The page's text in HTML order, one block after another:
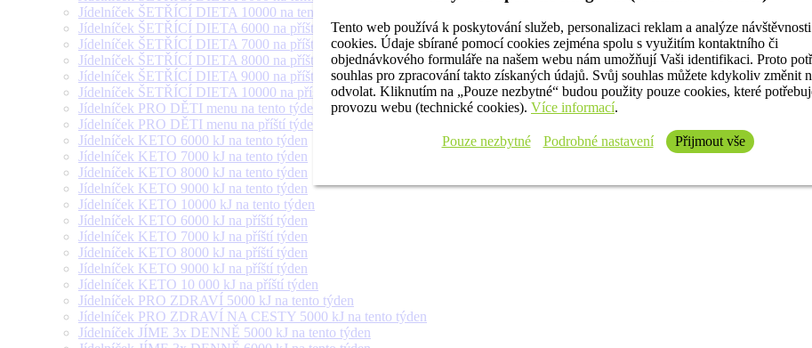
Tento web používá k poskytování služeb, personalizaci reklam a analýze
cookies. Údaje sbírané pomocí cookies zejména spolu s využitím kontaktního či
objednávkového formuláře na našem webu nám umožňují Vaši identifikaci. Proto
souhlas pro zpracování takto získaných údajů. Svůj souhlas můžete kdykoliv změnit
odvolat. Kliknutím na „Pouze nezbytné“ budou použity pouze cookies, které
provozu webu (technické cookies). Více informací.
Pouze nezbytné Podrobné nastavení Přijmout vše
Jídelníček ŠETŘÍCÍ DIETA 10000 na tento týden
Jídelníček ŠETŘÍCÍ DIETA 6000 na příští týden
Jídelníček ŠETŘÍCÍ DIETA 7000 na příští týden
Jídelníček ŠETŘÍCÍ DIETA 8000 na příští týden
Jídelníček ŠETŘÍCÍ DIETA 9000 na příští týden
Jídelníček ŠETŘÍCÍ DIETA 10000 na příští týden
Jídelníček PRO DĚTI menu na tento týden
Jídelníček PRO DĚTI menu na příští týden
Jídelníček KETO 6000 kJ na tento týden
Jídelníček KETO 7000 kJ na tento týden
Jídelníček KETO 8000 kJ na tento týden
Jídelníček KETO 9000 kJ na tento týden
Jídelníček KETO 10000 kJ na tento týden
Jídelníček KETO 6000 kJ na příští týden
Jídelníček KETO 7000 kJ na příští týden
Jídelníček KETO 8000 kJ na příští týden
Jídelníček KETO 9000 kJ na příští týden
Jídelníček KETO 10 000 kJ na příští týden
Jídelníček PRO ZDRAVÍ 5000 kJ na tento týden
Jídelníček PRO ZDRAVÍ NA CESTY 5000 kJ na tento týden
Jídelníček JÍME 3x DENNĚ 5000 kJ na tento týden